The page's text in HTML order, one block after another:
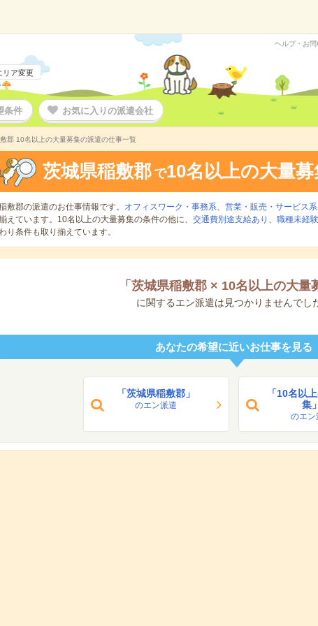
リア変更
ヘルプ・お問
条件 お気に入りの派遣会社
郡 10名以上の大量募集の派遣の仕事一覧
茨城県稲敷郡 で10名以上の大量募
敷郡の派遣のお仕事情報です。 オフィスワーク・事務系、 営業・販売・サービス系
えています。10名以上の大量募集の条件の他に、 交通費別途支給あり 、 職種未経
り条件も取り揃えています。
「 茨城県稲敷郡 × 10名以上の大量
に関するエン派遣は見つかりませんでし
あなたの希望に近いお仕事を見る
「茨城県稲敷郡」
のエン派遣
「10名以
集」
のエン